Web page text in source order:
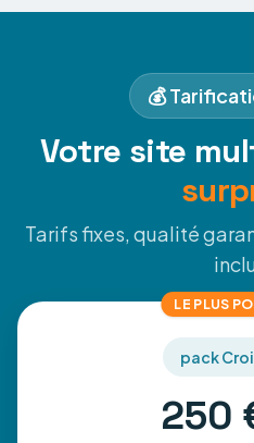
💰
Votre site
Tarifs fixes, qualité
LE PLUS
pack
250